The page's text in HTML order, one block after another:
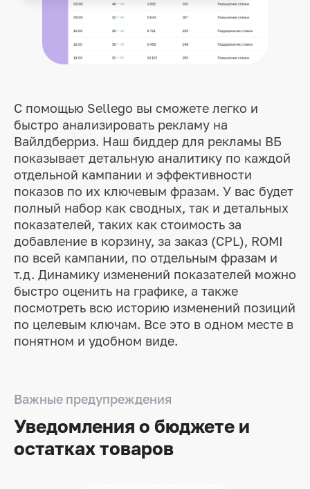
С помощью Sellego вы сможете легко и
быстро анализировать рекламу на
Вайлдберриз. Наш биддер для рекламы ВБ
показывает детальную аналитику по каждой
отдельной кампании и эффективности
показов по их ключевым фразам. У вас будет
полный набор как сводных, так и детальных
показателей, таких как стоимость за
добавление в корзину, за заказ (CPL), ROMI
по всей кампании, по отдельным фразам и
т.д. Динамику изменений показателей можно
быстро оценить на графике, а также
посмотреть всю историю изменений позиций
по целевым ключам. Все это в одном месте в
понятном и удобном виде.
Важные предупреждения
Уведомления о бюджете и
остатках товаров